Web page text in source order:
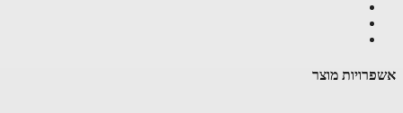
מוצר